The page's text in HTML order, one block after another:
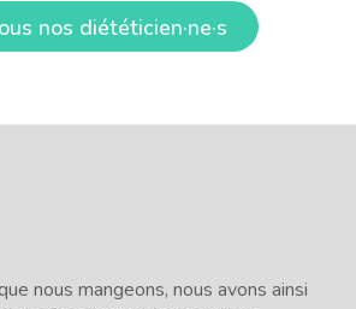
nos diététicien·ne·s
nous mangeons, nous avons ainsi